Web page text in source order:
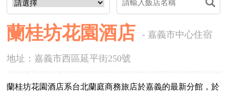
蘭桂坊花園酒店 - 嘉義市中心住宿
地址：嘉義市西區延平街250號
蘭桂坊花園酒店系台北蘭庭商務旅店於嘉義的最新分館，於